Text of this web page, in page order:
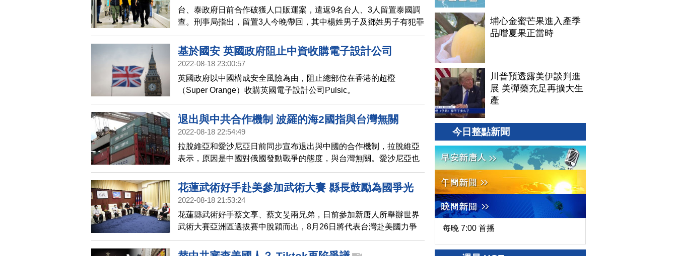
台、泰政府日前合作破獲人口販運案，遣返9名台人、3人留置泰國調
查。刑事局指出，留置3人今晚帶回，其中楊姓男子及鄧姓男子有犯罪
嫌疑，1女為「人口販運被害人待鑒別人」。
基於國安 英國政府阻止中資收購電子設計公司
2022-08-18 23:00:57
英國政府以中國構成安全風險為由，阻止總部位在香港的超橙
（Super Orange）收購英國電子設計公司Pulsic。
退出與中共合作機制 波羅的海2國指與台灣無關
2022-08-18 22:54:49
拉脫維亞和愛沙尼亞日前同步宣布退出與中國的合作機制，拉脫維亞
表示，原因是中國對俄國發動戰爭的態度，與台灣無關。愛沙尼亞也
表示無意拓展與台灣的關係。
花蓮武術好手赴美參加武術大賽 縣長鼓勵為國爭光
2022-08-18 21:53:24
花蓮縣武術好手蔡文享、蔡文旻兩兄弟，日前參加新唐人所舉辦世界
武術大賽亞洲區選拔賽中脫穎而出，8月26日將代表台灣赴美國力爭
佳績，今天(18日)在家人及縣議員徐雪玉的陪同下，拜會縣長徐榛蔚
告知好消息，徐縣長期許兩位小兄弟能把握機會，打出好成績，成為
埔心金蜜芒果進入產季
品嚐夏果正當時
川普預透露美伊談判進
展 美彈藥充足再擴大生
產
今日整點新聞
每晚 7:00 首播